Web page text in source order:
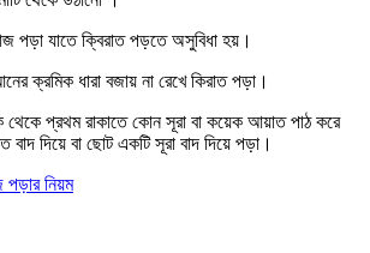
পড়া যাতে ক্বিরাত পড়তে অসুবিধা হয়।
ক্রমিক ধারা বজায় না রেখে কিরাত পড়া।
প্রথম রাকাতে কোন সূরা বা কয়েক আয়াত পাঠ করে
বাদ দিয়ে বা ছোট একটি সূরা বাদ দিয়ে পড়া।
পড়ার নিয়ম